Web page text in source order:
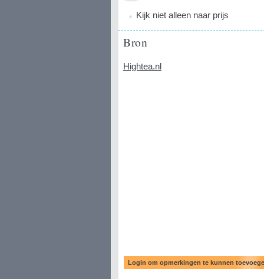
Kijk niet alleen naar prijs
Bron
Hightea.nl